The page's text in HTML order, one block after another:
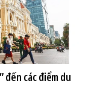
các điểm du